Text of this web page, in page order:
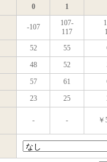
0 1
-107
107-
117
52 55
48 52
57 61
23 25
- -